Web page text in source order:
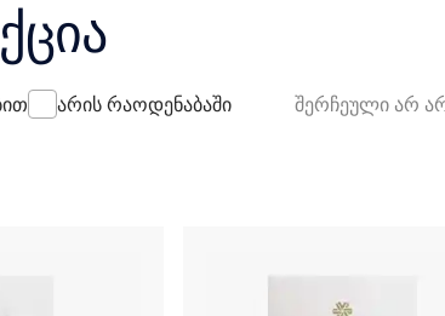
შერჩეული არ
არის რაოდენაბაში